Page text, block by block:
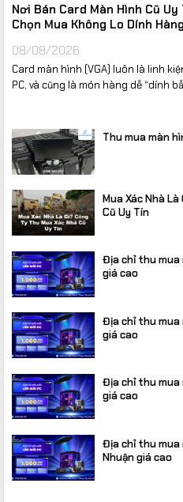
Nơi Bán Card Màn Hình Cũ Uy
Chọn Mua Không Lo Dính
08/08/2026
Card màn hình (VGA) luôn là linh
PC, và cũng là món hàng dễ “dính
Thu mua màn
Mua Xác Nhà
Cũ Uy Tín
Địa chỉ thu mua
giá cao
Địa chỉ thu mua
giá cao
Địa chỉ thu mua
giá cao
Địa chỉ thu mua
Nhuận giá cao